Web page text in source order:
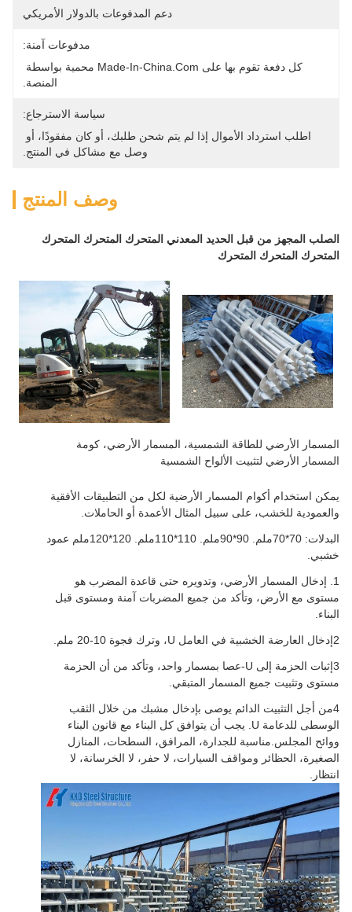
دعم المدفوعات بالدولار الأمريكي
مدفوعات آمنة:
المنصة.
سياسة الاسترجاع:
وصل مع مشاكل في المنتج.
وصف المنتج
الصلب المجهز من قبل الحديد المعدني المتحرك المتحرك المتحرك
المتحرك المتحرك المتحرك
المسمار الأرضي للطاقة الشمسية، المسمار الأرضي، كومة
المسمار الأرضي لتثبيت الألواح الشمسية
يمكن استخدام أكوام المسمار الأرضية لكل من التطبيقات الأفقية
والعمودية للخشب، على سبيل المثال الأعمدة أو الحاملات.
البدلات: 70*70ملم. 90*90ملم. 110*110ملم. 120*120ملم عمود
خشبي.
1. إدخال المسمار الأرضي، وتدويره حتى قاعدة المضرب هو
مستوى مع الأرض، وتأكد من جميع المضربات آمنة ومستوى قبل
البناء.
2إدخال العارضة الخشبية في العامل U، وترك فجوة 10-20 ملم.
3إثبات الحزمة إلى U-عصا بمسمار واحد، وتأكد من أن الحزمة
مستوى وتثبيت جميع المسمار المتبقي.
4من أجل التثبيت الدائم يوصى بإدخال مشبك من خلال الثقب
الوسطى للدعامة U. يجب أن يتوافق كل البناء مع قانون البناء
ووائح المجلس.مناسبة للجدارة، المرافق، السطحات، المنازل
الصغيرة، الحظائر ومواقف السيارات، لا حفر، لا الخرسانة، لا
انتظار.